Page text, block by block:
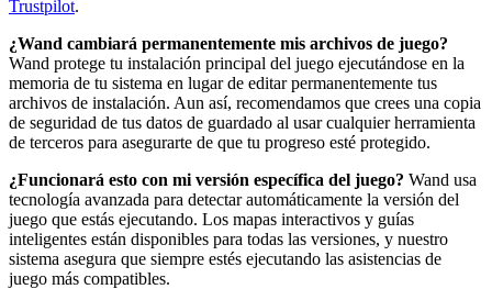
Trustpilot.
¿Wand cambiará permanentemente mis archivos de juego?
Wand protege tu instalación principal del juego ejecutándose en la
memoria de tu sistema en lugar de editar permanentemente tus
archivos de instalación. Aun así, recomendamos que crees una copia
de seguridad de tus datos de guardado al usar cualquier herramienta
de terceros para asegurarte de que tu progreso esté protegido.
¿Funcionará esto con mi versión específica del juego? Wand usa
tecnología avanzada para detectar automáticamente la versión del
juego que estás ejecutando. Los mapas interactivos y guías
inteligentes están disponibles para todas las versiones, y nuestro
sistema asegura que siempre estés ejecutando las asistencias de
juego más compatibles.